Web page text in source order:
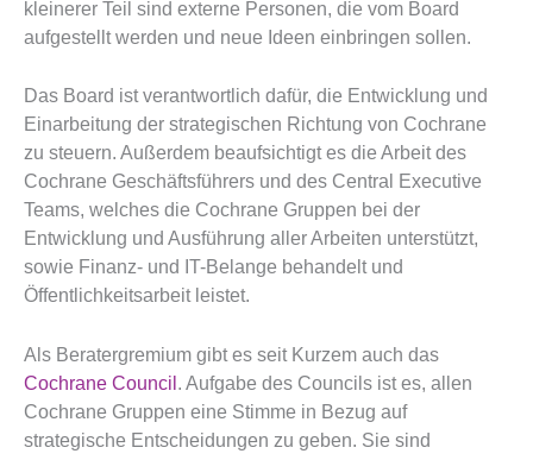
kleinerer Teil sind externe Personen, die vom Board
aufgestellt werden und neue Ideen einbringen sollen.
Das Board ist verantwortlich dafür, die Entwicklung und
Einarbeitung der strategischen Richtung von Cochrane
zu steuern. Außerdem beaufsichtigt es die Arbeit des
Cochrane Geschäftsführers und des Central Executive
Teams, welches die Cochrane Gruppen bei der
Entwicklung und Ausführung aller Arbeiten unterstützt,
sowie Finanz- und IT-Belange behandelt und
Öffentlichkeitsarbeit leistet.
Als Beratergremium gibt es seit Kurzem auch das
Cochrane Council . Aufgabe des Councils ist es, allen
Cochrane Gruppen eine Stimme in Bezug auf
strategische Entscheidungen zu geben. Sie sind